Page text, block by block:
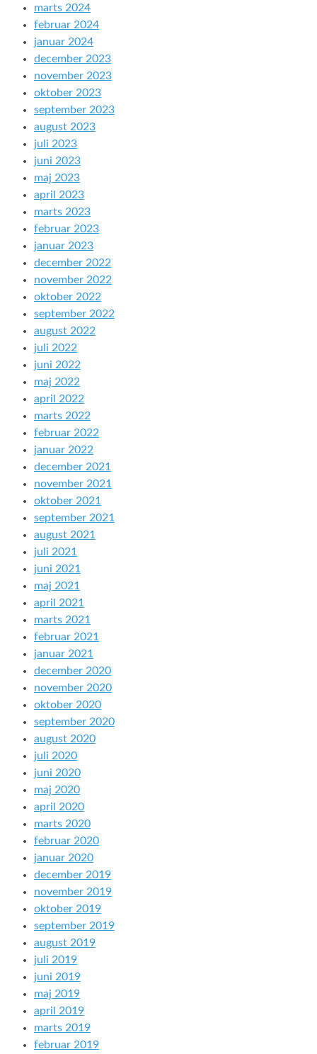
marts 2024
februar 2024
januar 2024
december 2023
november 2023
oktober 2023
september 2023
august 2023
juli 2023
juni 2023
maj 2023
april 2023
marts 2023
februar 2023
januar 2023
december 2022
november 2022
oktober 2022
september 2022
august 2022
juli 2022
juni 2022
maj 2022
april 2022
marts 2022
februar 2022
januar 2022
december 2021
november 2021
oktober 2021
september 2021
august 2021
juli 2021
juni 2021
maj 2021
april 2021
marts 2021
februar 2021
januar 2021
december 2020
november 2020
oktober 2020
september 2020
august 2020
juli 2020
juni 2020
maj 2020
april 2020
marts 2020
februar 2020
januar 2020
december 2019
november 2019
oktober 2019
september 2019
august 2019
juli 2019
juni 2019
maj 2019
april 2019
marts 2019
februar 2019